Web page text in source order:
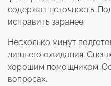
содержат неточность.
исправить заранее.
Несколько минут
лишнего ожидания.
хорошим помощником.
вопросах.